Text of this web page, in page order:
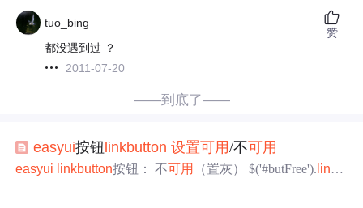
tuo_bing
都没遇到过 ？
2011-07-20
赞
——到底了——
easyui按钮linkbutton 设置可用/不可用
easyui linkbutton 按钮： 不可用 （置灰） $('#butFree'). linkb